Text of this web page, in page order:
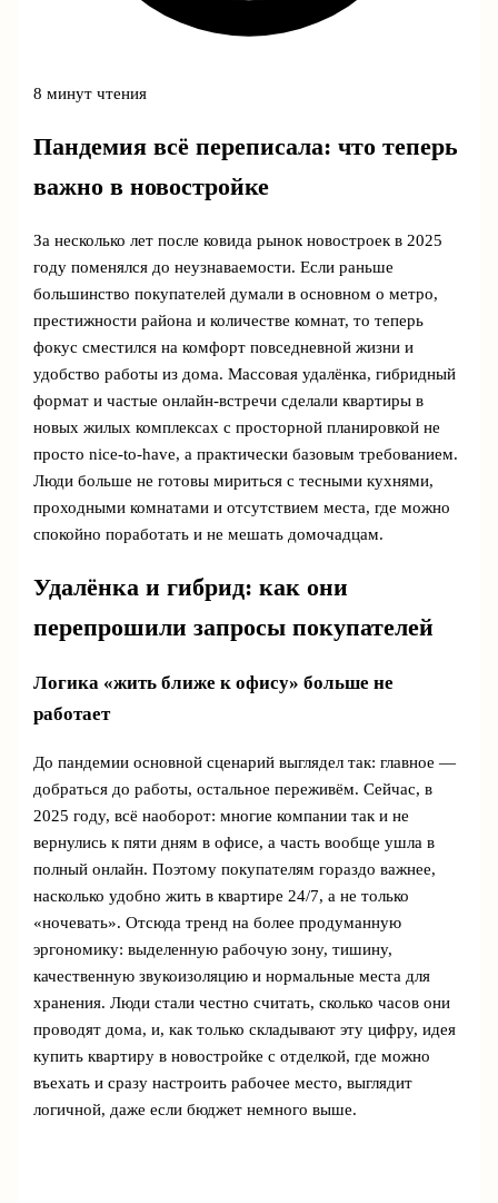
8 минут чтения
Пандемия всё переписала: что теперь
важно в новостройке
За несколько лет после ковида рынок новостроек в 2025
году поменялся до неузнаваемости. Если раньше
большинство покупателей думали в основном о метро,
престижности района и количестве комнат, то теперь
фокус сместился на комфорт повседневной жизни и
удобство работы из дома. Массовая удалёнка, гибридный
формат и частые онлайн-встречи сделали квартиры в
новых жилых комплексах с просторной планировкой не
просто nice-to-have, а практически базовым требованием.
Люди больше не готовы мириться с тесными кухнями,
проходными комнатами и отсутствием места, где можно
спокойно поработать и не мешать домочадцам.
Удалёнка и гибрид: как они
перепрошили запросы покупателей
Логика «жить ближе к офису» больше не
работает
До пандемии основной сценарий выглядел так: главное —
добраться до работы, остальное переживём. Сейчас, в
2025 году, всё наоборот: многие компании так и не
вернулись к пяти дням в офисе, а часть вообще ушла в
полный онлайн. Поэтому покупателям гораздо важнее,
насколько удобно жить в квартире 24/7, а не только
«ночевать». Отсюда тренд на более продуманную
эргономику: выделенную рабочую зону, тишину,
качественную звукоизоляцию и нормальные места для
хранения. Люди стали честно считать, сколько часов они
проводят дома, и, как только складывают эту цифру, идея
купить квартиру в новостройке с отделкой, где можно
въехать и сразу настроить рабочее место, выглядит
логичной, даже если бюджет немного выше.